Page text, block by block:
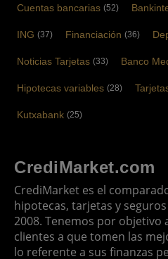
Cuentas bancarias (52)
ING (37) Financiación (36)
Noticias Tarjetas (33) Banco
Hipotecas variables (28)
Kutxabank (25)
CrediMarket.com
CrediMarket es el
hipotecas, tarjetas y
2008. Tenemos por objetivo
clientes a que tomen las
lo referente a sus finanzas